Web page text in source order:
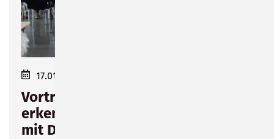
17.01.2024 17:30–19:00
Vortrag "Herzinfarkt - Symptome
erkennen und richtig behandeln"
mit Dr. med Klaus Lang